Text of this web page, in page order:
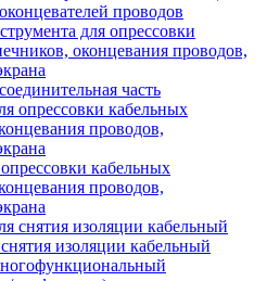
проводов
для опрессовки
оконцевания проводов,
часть
кабельных
проводов,
изоляции кабельный